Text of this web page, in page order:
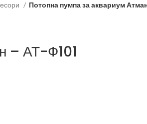
Потопна пумпа за аквариум
– АТ-Ф101